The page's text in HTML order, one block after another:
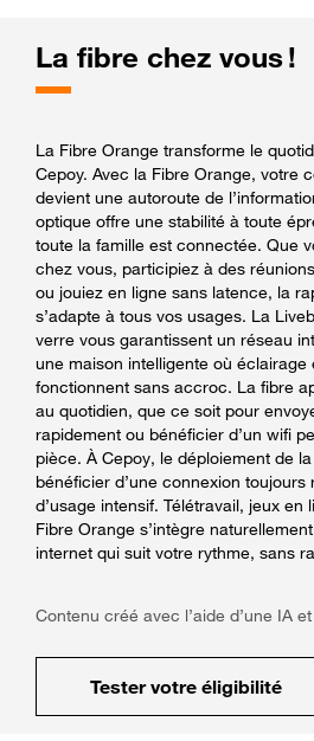
La fibre chez vous !
La Fibre Orange transforme le
Cepoy. Avec la Fibre Orange, votre
devient une autoroute de
optique offre une stabilité à toute
toute la famille est connectée. Que
chez vous, participiez à des
ou jouiez en ligne sans latence, la
s’adapte à tous vos usages. La
verre vous garantissent un réseau
une maison intelligente où
fonctionnent sans accroc. La fibre
au quotidien, que ce soit pour
rapidement ou bénéficier d’un wifi
pièce. À Cepoy, le déploiement de
bénéficier d’une connexion
d’usage intensif. Télétravail, jeux en
Fibre Orange s’intègre
internet qui suit votre rythme, sans
Contenu créé avec l’aide d’une IA
Tester votre éligibilité